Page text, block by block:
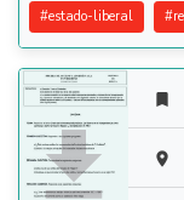
#estado-liberal #


